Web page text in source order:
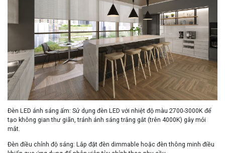
Đèn LED ánh sáng ấm: Sử dụng đèn LED với nhiệt độ màu 2700-3000K để
tạo không gian thư giãn, tránh ánh sáng trắng gắt (trên 4000K) gây mỏi
mắt.
Đèn điều chỉnh độ sáng: Lắp đặt đèn dimmable hoặc đèn thông minh điều